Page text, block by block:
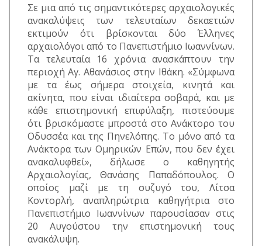
Σε μια από τις σημαντικότερες αρχαιολογικές
ανακαλύψεις των τελευταίων δεκαετιών
εκτιμούν ότι βρίσκονται δύο Έλληνες
αρχαιολόγοι από το Πανεπιστήμιο Ιωαννίνων.
Τα τελευταία 16 χρόνια ανασκάπτουν την
περιοχή Αγ. Αθανάσιος στην Ιθάκη. «Σύμφωνα
με τα έως σήμερα στοιχεία, κινητά και
ακίνητα, που είναι ιδιαίτερα σοβαρά, και με
κάθε επιστημονική επιφύλαξη, πιστεύουμε
ότι βρισκόμαστε μπροστά στο Ανάκτορο του
Οδυσσέα και της Πηνελόπης. Το μόνο από τα
Ανάκτορα των Ομηρικών Επών, που δεν έχει
ανακαλυφθεί», δήλωσε ο καθηγητής
Αρχαιολογίας, Θανάσης Παπαδόπουλος. Ο
οποίος μαζί με τη συζυγό του, Λίτσα
Κοντορλή, αναπληρώτρια καθηγήτρια στο
Πανεπιστήμιο Ιωαννίνων παρουσίασαν στις
20 Αυγούστου την επιστημονική τους
ανακάλυψη.